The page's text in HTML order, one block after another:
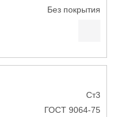
Без покрытия
Ст3
ГОСТ 9064-75